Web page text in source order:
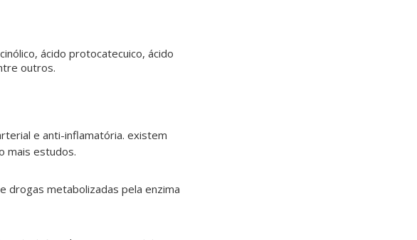
ácido protocatecuico, ácido
outros.
e anti-inflamatória. existem
mais estudos.
drogas metabolizadas pela enzima